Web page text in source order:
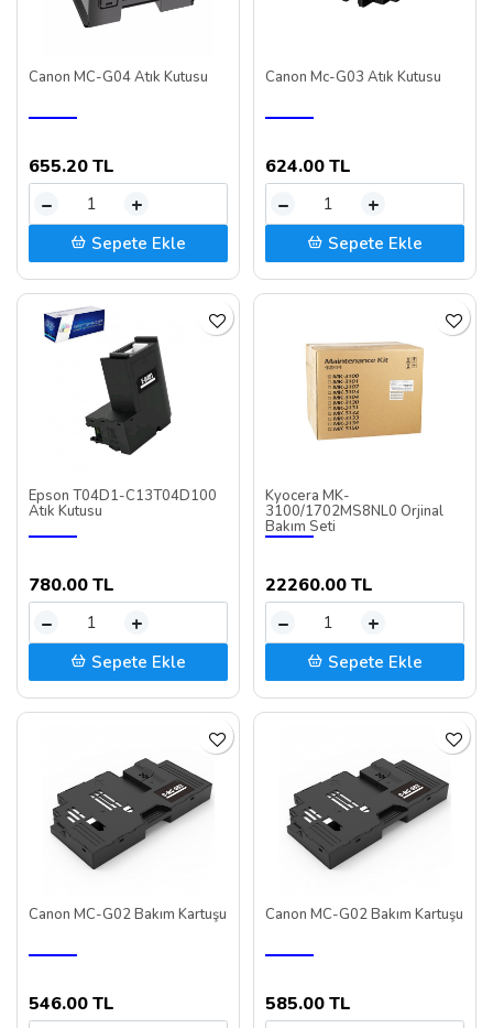
Canon MC-G04 Atık Kutusu
655.20 TL
– +
Sepete Ekle
Canon Mc-G03 Atık Kutusu
624.00 TL
– +
Sepete Ekle
Epson T04D1-C13T04D100
Atık Kutusu
780.00 TL
– +
Sepete Ekle
Kyocera MK-
3100/1702MS8NL0 Orjinal
Bakım Seti
22260.00 TL
– +
Sepete Ekle
Canon MC-G02 Bakım Kartuşu
546.00 TL
Canon MC-G02 Bakım Kartuşu
585.00 TL